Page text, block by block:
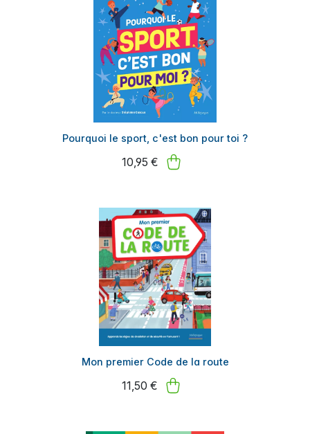
Pourquoi le sport, c'est bon pour toi ?
10,95 €
Mon premier Code de la route
11,50 €